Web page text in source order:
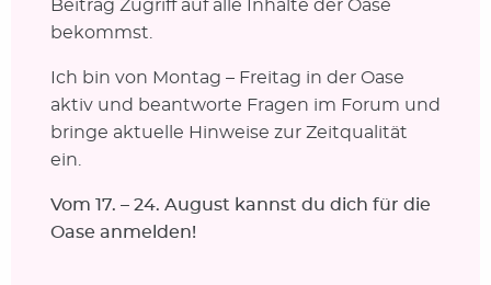
Beitrag Zugriff auf alle Inhalte der Oase
bekommst.
Ich bin von Montag – Freitag in der Oase
aktiv und beantworte Fragen im Forum und
bringe aktuelle Hinweise zur Zeitqualität
ein.
Vom 17. – 24. August kannst du dich für die
Oase anmelden!